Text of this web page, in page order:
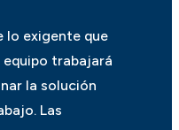
lo exigente que
trabajará
la solución
Las